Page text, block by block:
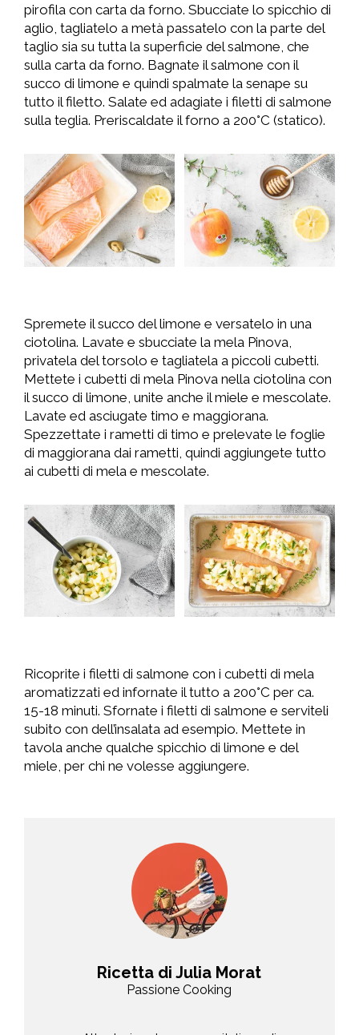
pirofila con carta da forno. Sbucciate lo spicchio di
aglio, tagliatelo a metà passatelo con la parte del
taglio sia su tutta la superficie del salmone, che
sulla carta da forno. Bagnate il salmone con il
succo di limone e quindi spalmate la senape su
tutto il filetto. Salate ed adagiate i filetti di salmone
sulla teglia. Preriscaldate il forno a 200°C (statico).
Spremete il succo del limone e versatelo in una
ciotolina. Lavate e sbucciate la mela Pinova,
privatela del torsolo e tagliatela a piccoli cubetti.
Mettete i cubetti di mela Pinova nella ciotolina con
il succo di limone, unite anche il miele e mescolate.
Lavate ed asciugate timo e maggiorana.
Spezzettate i rametti di timo e prelevate le foglie
di maggiorana dai rametti, quindi aggiungete tutto
ai cubetti di mela e mescolate.
Ricoprite i filetti di salmone con i cubetti di mela
aromatizzati ed infornate il tutto a 200°C per ca.
15-18 minuti. Sfornate i filetti di salmone e serviteli
subito con dell’insalata ad esempio. Mettete in
tavola anche qualche spicchio di limone e del
miele, per chi ne volesse aggiungere.
Ricetta di Julia Morat
Passione Cooking